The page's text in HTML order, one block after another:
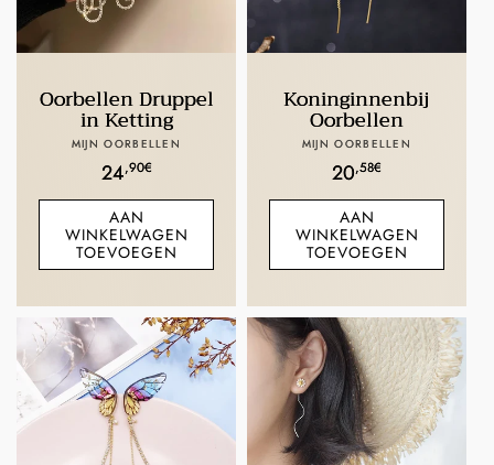
Oorbellen Druppel
in Ketting
Verkoper:
MIJN OORBELLEN
Normale
prijs
24,90€
AAN
WINKELWAGEN
TOEVOEGEN
Koninginnenbij
Oorbellen
Verkoper:
MIJN OORBELLEN
Normale
prijs
20,58€
AAN
WINKELWAGEN
TOEVOEGEN